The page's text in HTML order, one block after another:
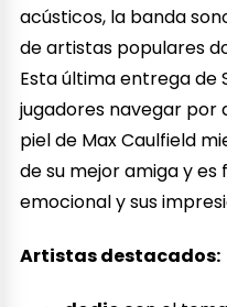
acústicos, la banda
de artistas populares
Esta última entrega de
jugadores navegar por
piel de Max Caulfield
de su mejor amiga y
emocional y sus
Artistas destacados: